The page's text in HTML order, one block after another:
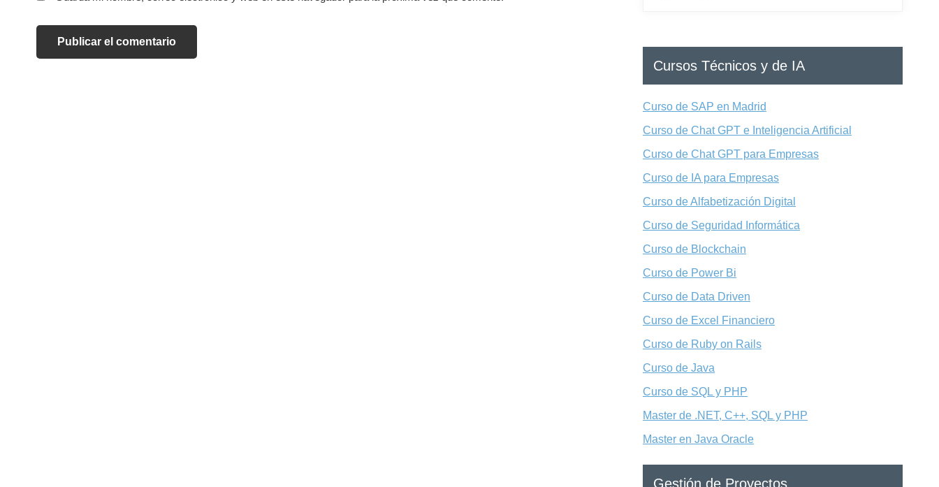
Cursos Técnicos y de IA
Curso de SAP en Madrid
Curso de Chat GPT e Inteligencia Artificial
Curso de Chat GPT para Empresas
Curso de IA para Empresas
Curso de Alfabetización Digital
Curso de Seguridad Informática
Curso de Blockchain
Curso de Power Bi
Curso de Data Driven
Curso de Excel Financiero
Curso de Ruby on Rails
Curso de Java
Curso de SQL y PHP
Master de .NET, C++, SQL y PHP
Master en Java Oracle
Gestión de Proyectos